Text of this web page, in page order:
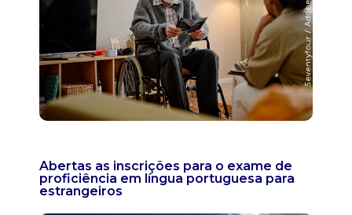
Abertas as inscrições para o exame de
proficiência em língua portuguesa para
estrangeiros